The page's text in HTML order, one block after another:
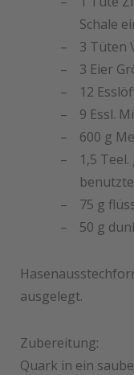
Schale
3 Tüten
3 Eier
12
9 Essl.
600 g
1,5
75 g
50 g
ausgelegt.
Zubereitung:
Quark in ein